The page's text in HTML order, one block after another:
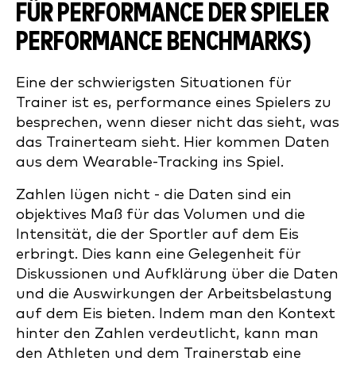
ÜR PERFORMANCE DER SPIELER P
ERFORMANCE BENCHMARKS)
Eine der schwierigsten Situationen für
Trainer ist es, performance eines Spielers zu
besprechen, wenn dieser nicht das sieht, was
das Trainerteam sieht. Hier kommen Daten
aus dem Wearable-Tracking ins Spiel.
Zahlen lügen nicht - die Daten sind ein
objektives Maß für das Volumen und die
Intensität, die der Sportler auf dem Eis
erbringt. Dies kann eine Gelegenheit für
Diskussionen und Aufklärung über die Daten
und die Auswirkungen der Arbeitsbelastung
auf dem Eis bieten. Indem man den Kontext
hinter den Zahlen verdeutlicht, kann man
den Athleten und dem Trainerstab eine